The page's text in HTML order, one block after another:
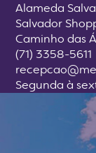
Alameda
Salvador
Caminho das
(71) 3358-5611
Segunda à